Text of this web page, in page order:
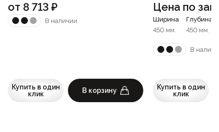
от 8 713 ₽
В наличии
Купить в один
клик
В корзину
Цена по
Ширина
450 мм.
Глубина
450 мм.
В
Купить в один
клик